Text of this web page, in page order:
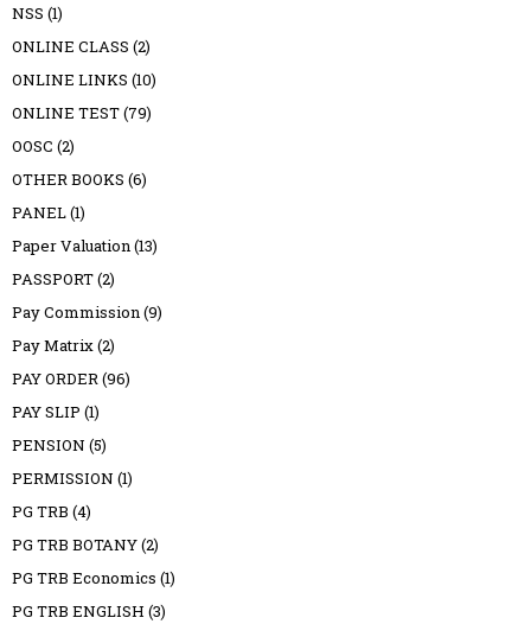
NSS (1)
ONLINE CLASS (2)
ONLINE LINKS (10)
ONLINE TEST(79)
OOSC (2)
OTHER BOOKS (6)
PANEL(1)
Paper Valuation(13)
PASSPORT(2)
Pay Commission(9)
Pay Matrix(2)
PAY ORDER(96)
PAY SLIP (1)
PENSION (5)
PERMISSION (1)
PG TRB (4)
PG TRB BOTANY(2)
PG TRB Economics (1)
PG TRB ENGLISH (3)